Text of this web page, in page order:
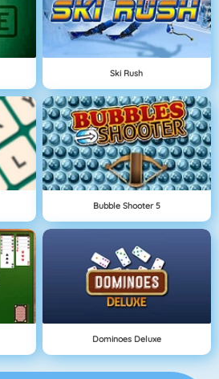
Ski Rush
Bubble Shooter 5
Dominoes Deluxe